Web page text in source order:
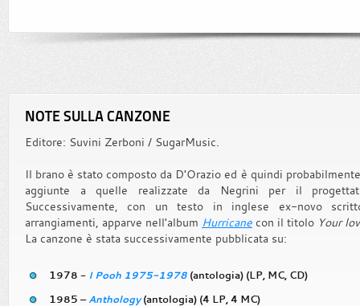
NOTE SULLA CANZONE
Editore: Suvini Zerboni / SugarMusic.
Il brano è stato composto da D'Orazio ed è quindi
aggiunte a quelle realizzate da Negrini per il
Successivamente, con un testo in inglese ex-novo
arrangiamenti, apparve nell'album Hurricane con il titolo Your
La canzone è stata successivamente pubblicata su:
1978 - I Pooh 1975-1978 (antologia) (LP, MC, CD)
1985 –Anthology(antologia) (4 LP, 4 MC)